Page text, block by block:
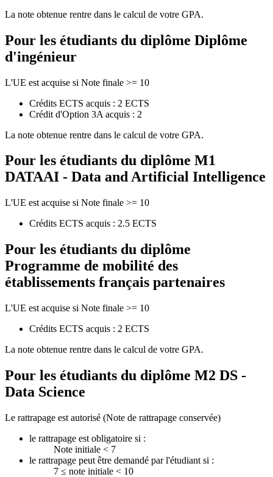
La note obtenue rentre dans le calcul de votre GPA.
Pour les étudiants du diplôme Diplôme
d'ingénieur
L'UE est acquise si Note finale >= 10
Crédits ECTS acquis : 2 ECTS
Crédit d'Option 3A acquis : 2
La note obtenue rentre dans le calcul de votre GPA.
Pour les étudiants du diplôme M1
DATAAI - Data and Artificial Intelligence
L'UE est acquise si Note finale >= 10
Crédits ECTS acquis : 2.5 ECTS
Pour les étudiants du diplôme
Programme de mobilité des
établissements français partenaires
L'UE est acquise si Note finale >= 10
Crédits ECTS acquis : 2 ECTS
La note obtenue rentre dans le calcul de votre GPA.
Pour les étudiants du diplôme M2 DS -
Data Science
Le rattrapage est autorisé (Note de rattrapage conservée)
le rattrapage est obligatoire si :
Note initiale < 7
le rattrapage peut être demandé par l'étudiant si :
7 ≤ note initiale < 10